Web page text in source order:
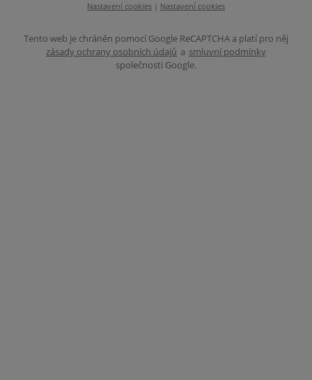
Nastavení cookies | Nastavení cookies
Tento web je chráněn pomocí Google ReCAPTCHA a platí pro něj
zásady ochrany osobních údajů a smluvní podmínky
společnosti Google.